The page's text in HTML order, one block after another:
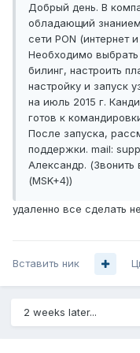
Добрый день. В
обладающий
сети PON (интернет
Необходимо выбрать
билинг, настроить
настройку и запуск
на июль 2015 г.
готов к
После запуска,
поддержки. mail:
Александр. (Звонить
(MSK+4))
удаленно все сделать
Вставить ник
2 weeks later...